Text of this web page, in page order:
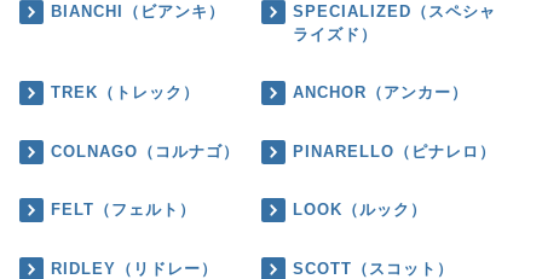
BIANCHI（ビアンキ）
SPECIALIZED（スペシャ
ライズド）
TREK（トレック） ANCHOR（アンカー）
COLNAGO（コルナゴ） PINARELLO（ピナレロ）
FELT（フェルト） LOOK（ルック）
RIDLEY（リドレー） SCOTT（スコット）